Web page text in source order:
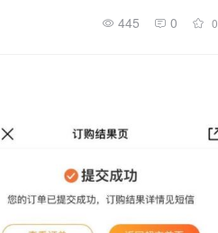
445 0 0